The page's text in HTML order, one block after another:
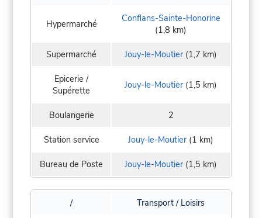
Hypermarché
Conflans-Sainte-Honorine
(1,8 km)
Supermarché Jouy-le-Moutier (1,7 km)
Epicerie /
Supérette
Jouy-le-Moutier (1,5 km)
Boulangerie 2
Station service Jouy-le-Moutier (1 km)
Bureau de Poste Jouy-le-Moutier (1,5 km)
/ Transport / Loisirs